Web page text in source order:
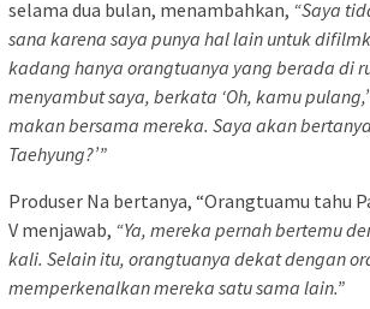
selama dua bulan, menambahkan, “Saya
sana karena saya punya hal lain untuk
kadang hanya orangtuanya yang berada di
menyambut saya, berkata ‘Oh, kamu
makan bersama mereka. Saya akan
Taehyung?’”
Produser Na bertanya, “Orangtuamu tahu
V menjawab, “Ya, mereka pernah bertemu
kali. Selain itu, orangtuanya dekat dengan
memperkenalkan mereka satu sama lain.”